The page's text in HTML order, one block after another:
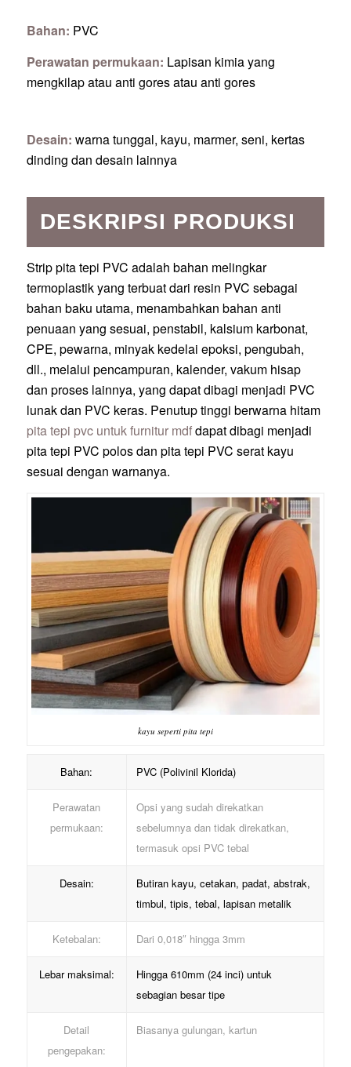
Bahan: PVC
Perawatan permukaan: Lapisan kimia yang
mengkilap atau anti gores atau anti gores
Desain: warna tunggal, kayu, marmer, seni, kertas
dinding dan desain lainnya
DESKRIPSI PRODUKSI
Strip pita tepi PVC adalah bahan melingkar
termoplastik yang terbuat dari resin PVC sebagai
bahan baku utama, menambahkan bahan anti
penuaan yang sesuai, penstabil, kalsium karbonat,
CPE, pewarna, minyak kedelai epoksi, pengubah,
dll., melalui pencampuran, kalender, vakum hisap
dan proses lainnya, yang dapat dibagi menjadi PVC
lunak dan PVC keras. Penutup tinggi berwarna hitam
pita tepi pvc untuk furnitur mdfdapat dibagi menjadi
pita tepi PVC polos dan pita tepi PVC serat kayu
sesuai dengan warnanya.
kayu seperti pita tepi
Bahan: PVC (Polivinil Klorida)
Perawatan
permukaan:
Opsi yang sudah direkatkan
sebelumnya dan tidak direkatkan,
termasuk opsi PVC tebal
Desain:
Butiran kayu, cetakan, padat, abstrak,
timbul, tipis, tebal, lapisan metalik
Ketebalan: Dari 0,018″ hingga 3mm
Lebar maksimal:
Hingga 610mm (24 inci) untuk
sebagian besar tipe
Detail
pengepakan:
Biasanya gulungan, kartun